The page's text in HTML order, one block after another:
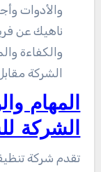
والأدوات
ناهيك عن
والكفاءة
الشركة
المهام
الشركة
تقدم شركة